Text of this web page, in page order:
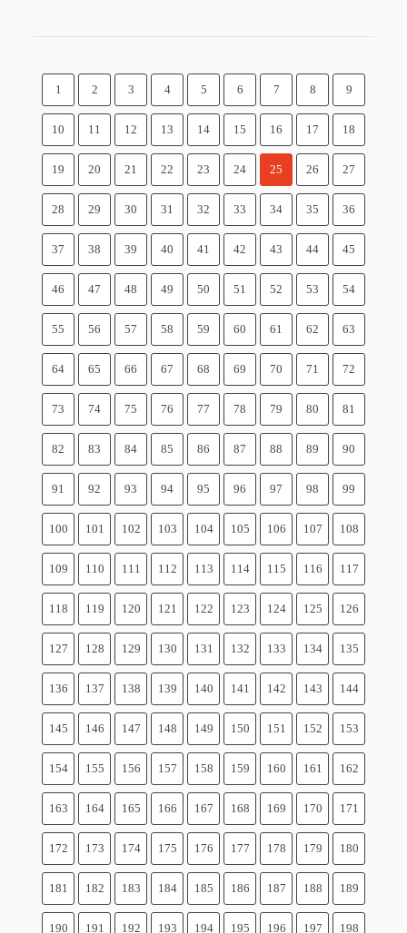
1 2 3 4 5 6 7 8 9
10 11 12 13 14 15 16 17 18
19 20 21 22 23 24 25 26 27
28 29 30 31 32 33 34 35 36
37 38 39 40 41 42 43 44 45
46 47 48 49 50 51 52 53 54
55 56 57 58 59 60 61 62 63
64 65 66 67 68 69 70 71 72
73 74 75 76 77 78 79 80 81
82 83 84 85 86 87 88 89 90
91 92 93 94 95 96 97 98 99
100 101 102 103 104 105 106 107 108
109 110 111 112 113 114 115 116 117
118 119 120 121 122 123 124 125 126
127 128 129 130 131 132 133 134 135
136 137 138 139 140 141 142 143 144
145 146 147 148 149 150 151 152 153
154 155 156 157 158 159 160 161 162
163 164 165 166 167 168 169 170 171
172 173 174 175 176 177 178 179 180
181 182 183 184 185 186 187 188 189
190 191 192 193 194 195 196 197 198